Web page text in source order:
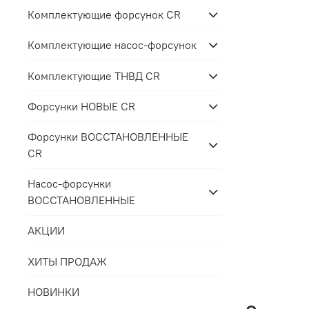
Комплектующие форсунок CR
Комплектующие насос-форсунок
Комплектующие ТНВД CR
Форсунки НОВЫЕ CR
Форсунки ВОССТАНОВЛЕННЫЕ
CR
Насос-форсунки
ВОССТАНОВЛЕННЫЕ
АКЦИИ
ХИТЫ ПРОДАЖ
НОВИНКИ